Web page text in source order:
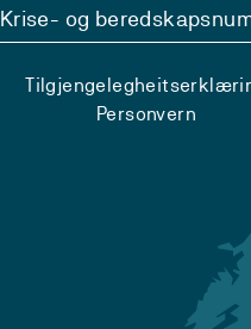
Krise- og
Personvern